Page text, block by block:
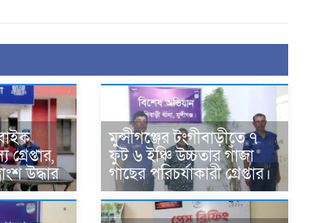
উদ্ধার
মুন্সীগঞ্জের টংগীবাড়ীতে ৭
ফুট ৬ ইঞ্চি উচ্চতার গাঁজা
গাছের পরিচর্যাকারী গ্রেপ্তার।